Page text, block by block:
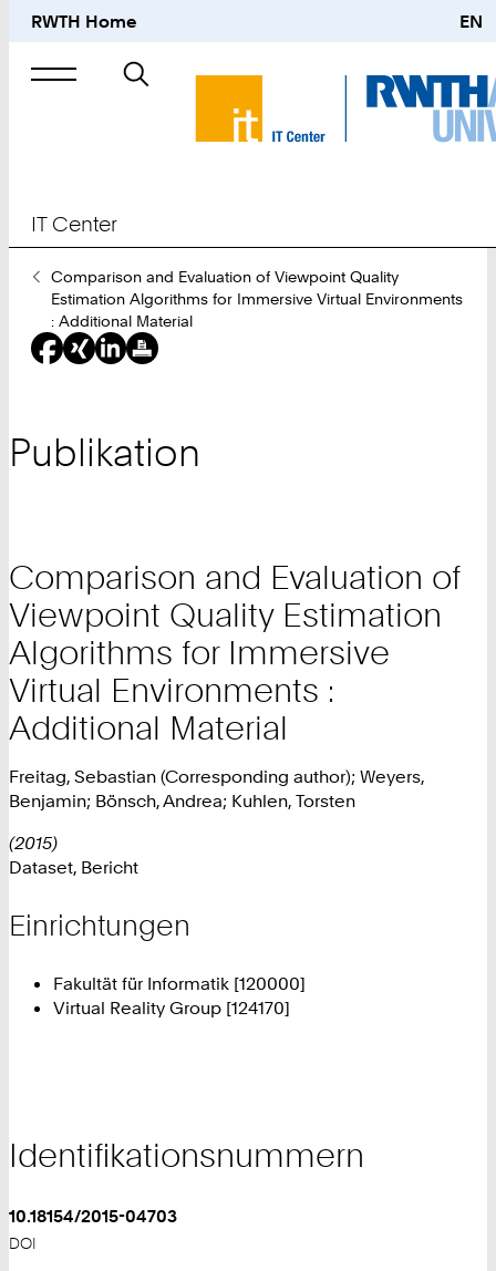
RWTH Home EN
Suche
nach
IT Center
Sie
sind
hier:
Comparison and Evaluation of Viewpoint Quality
Estimation Algorithms for Immersive Virtual Environments
: Additional Material
Publikation
Comparison and Evaluation of
Viewpoint Quality Estimation
Algorithms for Immersive
Virtual Environments :
Additional Material
Freitag, Sebastian (Corresponding author); Weyers,
Benjamin; Bönsch, Andrea; Kuhlen, Torsten
(2015)
Dataset, Bericht
Einrichtungen
Fakultät für Informatik [120000]
Virtual Reality Group [124170]
Identifikationsnummern
10.18154/2015-04703
DOI